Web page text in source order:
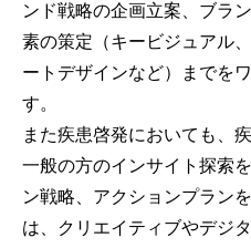
ンド戦略の企画立案、ブラ
素の策定（キービジュアル
ートデザインなど）までを
す。
また疾患啓発においても、
一般の方のインサイト探索
ン戦略、アクションプラン
は、クリエイティブやデジ